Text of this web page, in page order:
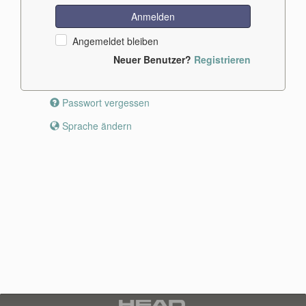
Anmelden
Angemeldet bleiben
Neuer Benutzer? Registrieren
Passwort vergessen
Sprache ändern